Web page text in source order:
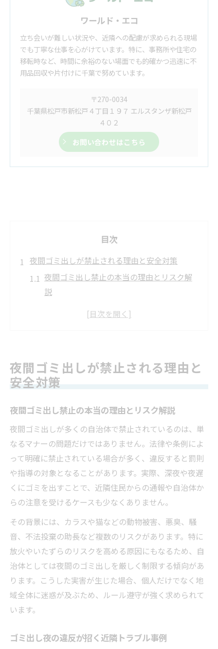
ワールド・エコ
立ち会いが難しい状況や、近隣への配慮が求められる現場
でも丁寧な仕事を心がけています。特に、事務所や住宅の
移転時など、時間に余裕のない場面でも的確かつ迅速に不
用品回収や片付けに千葉で努めています。
〒270-0034
千葉県松戸市新松戸４丁目１９７ エルスタンザ新松戸
４０２
お問い合わせはこちら
目次
夜間ゴミ出しが禁止される理由と安全対策
夜間ゴミ出し禁止の本当の理由とリスク解
説
ゴミ出し夜の違反が招く近隣トラブル事例
とは
自治体ごとの夜間ゴミ出しルールの違いを
大掃除時に気をつけたい夜間ゴミ出し事情
大掃除で夜間ゴミ出ししたくなる理由と注
意点
夜間ゴミ出しがバレる原因と実際の体験談
ゴミ出し夜に遭遇しやすい罰則や通報リス
ク
大掃除時の夜間ゴミ出しを回避するコツ紹
夜ゴミ出しで問題を避けるための心得
夜間ゴミ出しを避けて近隣トラブルを防ぐ
工夫
夜間ゴミ出しをしないための生活習慣改善
夜間ゴミ出しが禁止される理由と
安全対策
夜間ゴミ出し禁止の本当の理由とリスク解説
夜間ゴミ出しが多くの自治体で禁止されているのは、単
なるマナーの問題だけではありません。法律や条例によ
って明確に禁止されている場合が多く、違反すると罰則
や指導の対象となることがあります。実際、深夜や夜遅
くにゴミを出すことで、近隣住民からの通報や自治体か
らの注意を受けるケースも少なくありません。
その背景には、カラスや猫などの動物被害、悪臭、騒
音、不法投棄の助長など複数のリスクがあります。特に
放火やいたずらのリスクを高める原因にもなるため、自
治体としては夜間のゴミ出しを厳しく制限する傾向があ
ります。こうした実害が生じた場合、個人だけでなく地
域全体に迷惑が及ぶため、ルール遵守が強く求められて
います。
ゴミ出し夜の違反が招く近隣トラブル事例